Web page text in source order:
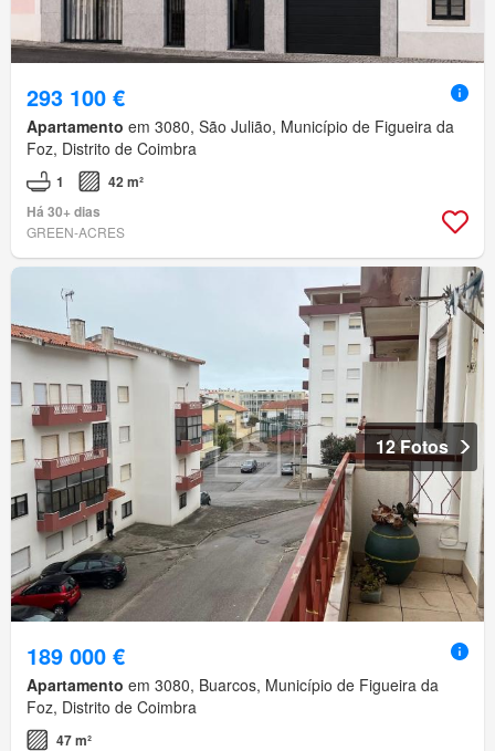
293 100 €
Apartamento em 3080, São Julião, Município de Figueira da
Foz, Distrito de Coimbra
1
42 m²
Há 30+ dias
GREEN-ACRES
12 Fotos
189 000 €
Apartamento em 3080, Buarcos, Município de Figueira da
Foz, Distrito de Coimbra
47 m²